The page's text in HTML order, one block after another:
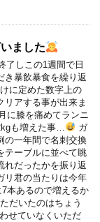
ました
了しこの1週間で日
き暴飲暴食を繰り返
に定めた数字上の
リアする事が出来ま
に膝を痛めてランニ
も増えた事…
ガ
の一年間で名刺交換
テーブルに並べて眺
れだったかを振り返
リ君の当たりは今年
7本あるので増えるか
だいたのはちょう
せていなくいただ